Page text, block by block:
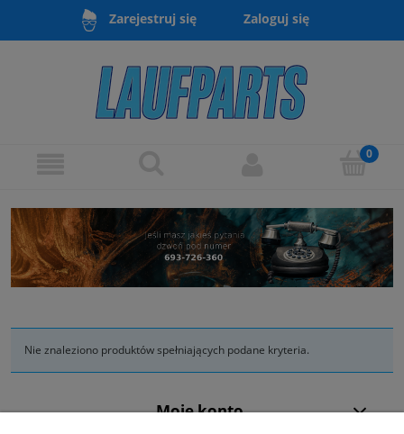
Zarejestruj się Zaloguj się
Nie znaleziono produktów spełniających podane kryteria.
Moje konto